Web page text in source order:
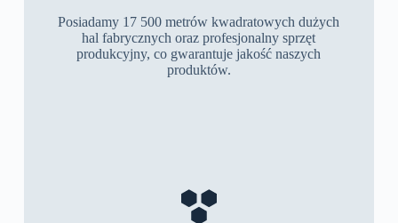
Posiadamy 17 500 metrów kwadratowych dużych
hal fabrycznych oraz profesjonalny sprzęt
produkcyjny, co gwarantuje jakość naszych
produktów.